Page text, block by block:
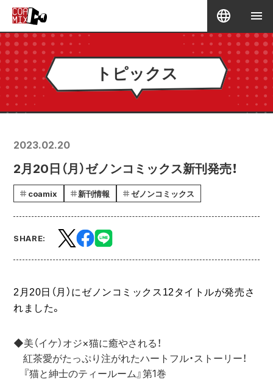
トピックス
2023.02.20
2月20日（月）ゼノンコミックス新刊発売！
coamix 新刊情報 ゼノンコミックス
SHARE:
2月20日（月）にゼノンコミックス12タイトルが発売さ
れました。
◆美（イケ）オジ×猫に癒やされる！
紅茶愛がたっぷり注がれたハートフル・ストーリー！
『猫と紳士のティールーム』第1巻